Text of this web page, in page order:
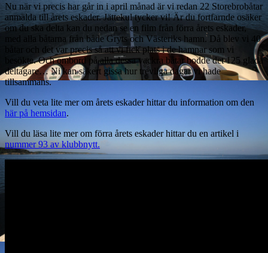
Nu när vi precis har går in i april månad är vi redan 22 Storebrobåtar
anmälda till årets eskader. Jättekul tycker vi! Är du fortfarnde osäker
om du ska delta kan du nedan se en film från förra årets eskader,
med alla båtarna från både Gryts och Västeriks hamn. Då blev vi 40
båtar och det var precis så att vi fick plats i de hamnar som vi
besökte. Och ombord på alla dessa vackra båtar bodde det 125 glada
deltagare… Ni kan säkert gissa hur trevliga dagar vi hade
tillsammans.
Vill du veta lite mer om årets eskader hittar du information om den
här på hemsidan.
Vill du läsa lite mer om förra årets eskader hittar du en artikel i
nummer 93 av klubbnytt.